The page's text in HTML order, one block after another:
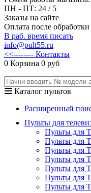
ПН - ПТ: 24 / 5
Заказы на сайте
Оплата после обработки
В раб. время писать
info@pult55.ru
<<-------- Контакты
0 Корзина 0 руб
Каталог пультов
Расширенный
Пульты для
Пульты для
Пульты для
Пульты для
Пульты для
Пульты для
Пульты для
Пульты для